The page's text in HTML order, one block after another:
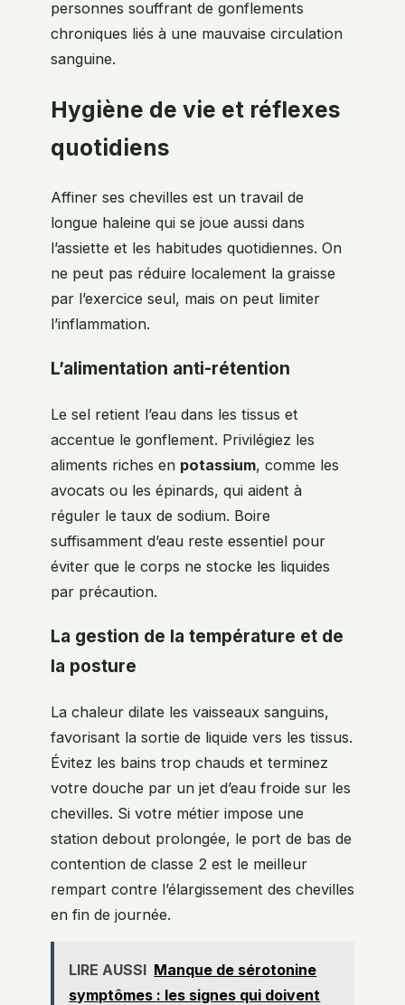
personnes souffrant de gonflements
chroniques liés à une mauvaise circulation
sanguine.
Hygiène de vie et réflexes
quotidiens
Affiner ses chevilles est un travail de
longue haleine qui se joue aussi dans
l’assiette et les habitudes quotidiennes. On
ne peut pas réduire localement la graisse
par l’exercice seul, mais on peut limiter
l’inflammation.
L’alimentation anti-rétention
Le sel retient l’eau dans les tissus et
accentue le gonflement. Privilégiez les
aliments riches en potassium, comme les
avocats ou les épinards, qui aident à
réguler le taux de sodium. Boire
suffisamment d’eau reste essentiel pour
éviter que le corps ne stocke les liquides
par précaution.
La gestion de la température et de
la posture
La chaleur dilate les vaisseaux sanguins,
favorisant la sortie de liquide vers les tissus.
Évitez les bains trop chauds et terminez
votre douche par un jet d’eau froide sur les
chevilles. Si votre métier impose une
station debout prolongée, le port de bas de
contention de classe 2 est le meilleur
rempart contre l’élargissement des chevilles
en fin de journée.
LIRE AUSSI Manque de sérotonine
symptômes : les signes qui doivent